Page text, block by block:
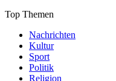
Top Themen
Nachrichten
Kultur
Sport
Politik
Religion